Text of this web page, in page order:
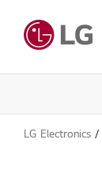
LG Electronics